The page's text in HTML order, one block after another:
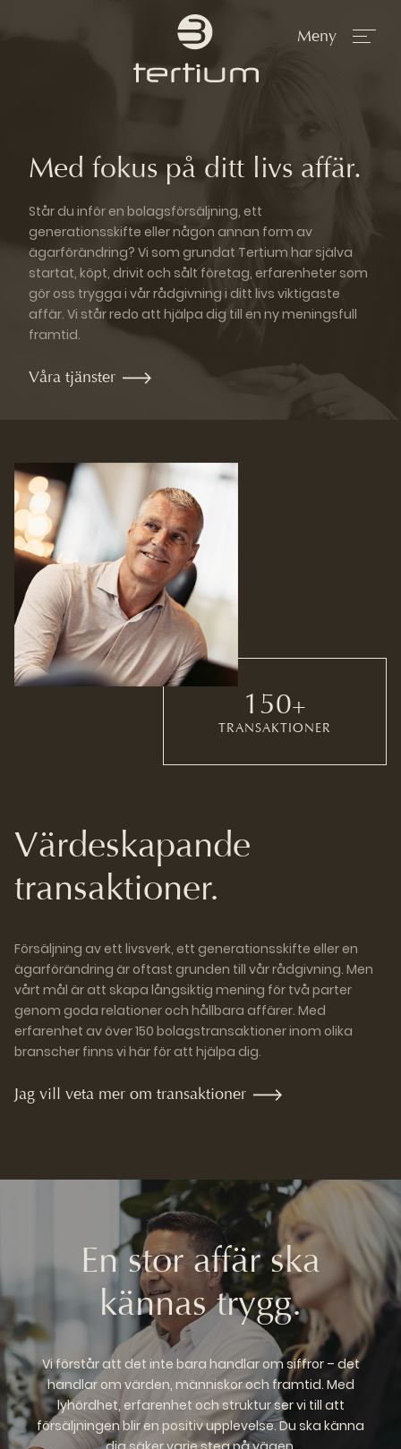
Med fokus på ditt livs affär.
Står du inför en bolagsförsäljning, ett
generationsskifte eller någon annan form av
ägarförändring? Vi som grundat Tertium har själva
startat, köpt, drivit och sålt företag, erfarenheter som
gör oss trygga i vår rådgivning i ditt livs viktigaste
affär. Vi står redo att hjälpa dig till en ny meningsfull
framtid.
Våra tjänster
150+
TRANSAKTIONER
Värdeskapande
transaktioner.
Försäljning av ett livsverk, ett generationsskifte eller en
ägarförändring är oftast grunden till vår rådgivning. Men
vårt mål är att skapa långsiktig mening för två parter
genom goda relationer och hållbara affärer. Med
erfarenhet av över 150 bolagstransaktioner inom olika
branscher finns vi här för att hjälpa dig.
Jag vill veta mer om transaktioner
En stor affär ska
kännas trygg.
Vi förstår att det inte bara handlar om siffror – det
handlar om värden, människor och framtid. Med
lyhördhet, erfarenhet och struktur ser vi till att
försäljningen blir en positiv upplevelse. Du ska känna